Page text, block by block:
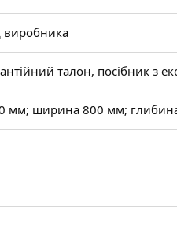
виробника
талон, посібник з
мм; ширина 800 мм;